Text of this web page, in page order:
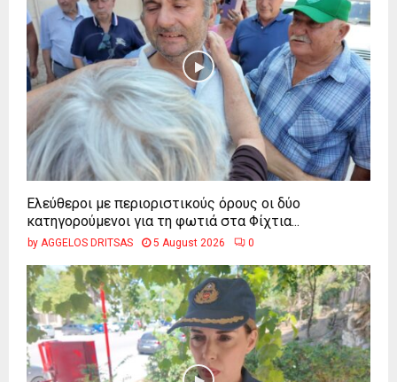
Ελεύθεροι με περιοριστικούς όρους οι δύο
κατηγορούμενοι για τη φωτιά στα Φίχτια...
by AGGELOS DRITSAS 5 August 2026 0